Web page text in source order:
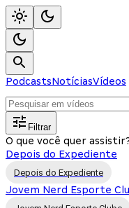
PodcastsNotíciasVídeos
Filtrar
O que você quer
Depois do Expediente
Depois do Expediente
Jovem Nerd Esporte